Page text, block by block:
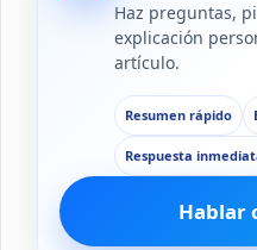
Haz preguntas,
explicación
artículo.
Resumen rápido
Respuesta
Hablar